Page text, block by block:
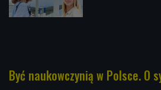
Być naukowczynią w Polsce. O